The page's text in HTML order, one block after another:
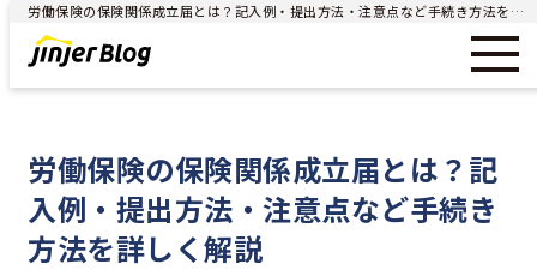
労働保険の保険関係成立届とは？記入例・提出方法・注意点など手続き方法を詳しく解説 - ジンジャー（jinjer）｜統合型人事システム
労働保険の保険関係成立届とは？記
入例・提出方法・注意点など手続き
方法を詳しく解説